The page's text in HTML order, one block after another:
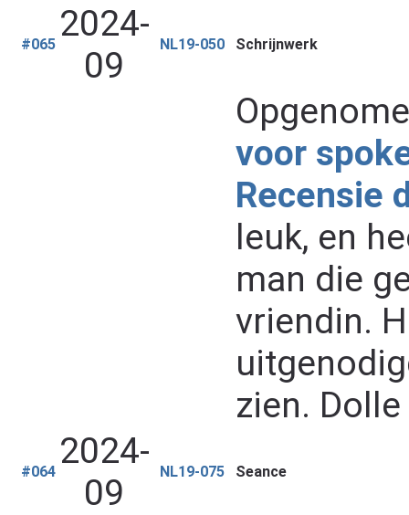
#065 2024-
09
NL19-050 Schrijnwerk
voor
Recensie
leuk, en
man die
vriendin.
zien.
#064 2024-
09
NL19-075 Seance